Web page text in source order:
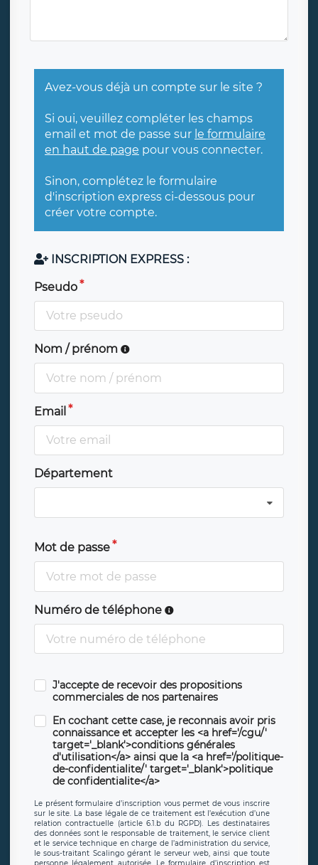
Avez-vous déjà un compte sur le site ?
Si oui, veuillez compléter les champs
email et mot de passe sur le formulaire
en haut de page pour vous connecter.
Sinon, complétez le formulaire
d'inscription express ci-dessous pour
créer votre compte.
INSCRIPTION EXPRESS :
Pseudo
Nom / prénom
Email
Département
Mot de passe
Numéro de téléphone
J'accepte de recevoir des propositions
commerciales de nos partenaires
En cochant cette case, je reconnais avoir pris
connaissance et accepter les <a href='/cgu/'
target='_blank'>conditions générales
d'utilisation</a> ainsi que la <a href='/politique-
de-confidentialite/' target='_blank'>politique
de confidentialite</a>
Le présent formulaire d’inscription vous permet de vous inscrire
sur le site. La base légale de ce traitement est l’exécution d’une
relation contractuelle (article 6.1.b du RGPD). Les destinataires
des données sont le responsable de traitement, le service client
et le service technique en charge de l’administration du service,
le sous-traitant Scalingo gérant le serveur web, ainsi que toute